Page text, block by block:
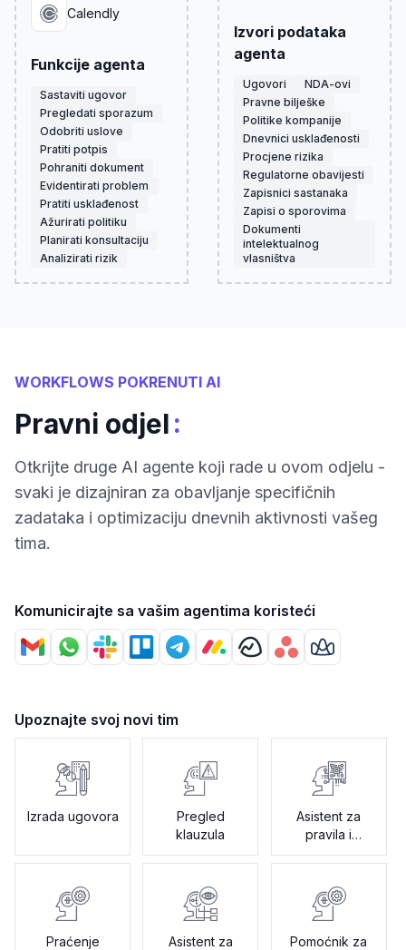
Calendly
Funkcije agenta
Sastaviti ugovor
Pregledati sporazum
Odobriti uslove
Pratiti potpis
Pohraniti dokument
Evidentirati problem
Pratiti usklađenost
Ažurirati politiku
Planirati konsultaciju
Analizirati rizik
Izvori podataka
agenta
Ugovori
NDA-ovi
Pravne bilješke
Politike kompanije
Dnevnici usklađenosti
Procjene rizika
Regulatorne obavijesti
Zapisnici sastanaka
Zapisi o sporovima
Dokumenti
intelektualnog
vlasništva
WORKFLOWS POKRENUTI AI
Pravni odjel:
Otkrijte druge AI agente koji rade u ovom odjelu -
svaki je dizajniran za obavljanje specifičnih
zadataka i optimizaciju dnevnih aktivnosti vašeg
tima.
Komunicirajte sa vašim agentima koristeći
Upoznajte svoj novi tim
Izrada ugovora
Pregled
klauzula
Asistent za
pravila i
osiguranje
Praćenje
Asistent za
Pomoćnik za